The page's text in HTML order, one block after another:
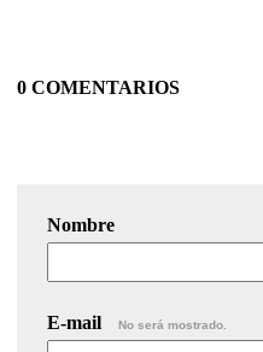
0 COMENTARIOS
Nombre
E-mail No será mostrado.